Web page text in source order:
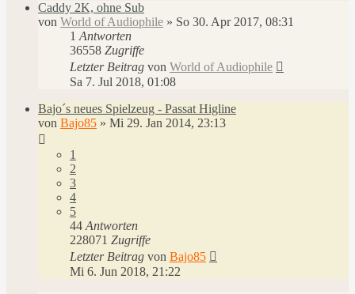
Caddy 2K, ohne Sub
von World of Audiophile » So 30. Apr 2017, 08:31
1 Antworten
36558 Zugriffe
Letzter Beitrag von World of Audiophile
Sa 7. Jul 2018, 01:08
Bajo´s neues Spielzeug - Passat Higline
von Bajo85 » Mi 29. Jan 2014, 23:13
1
2
3
4
5
44 Antworten
228071 Zugriffe
Letzter Beitrag von Bajo85
Mi 6. Jun 2018, 21:22